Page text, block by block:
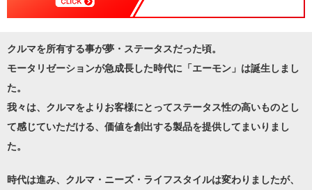
クルマを所有する事が夢・ステータスだった頃。
モータリゼーションが急成長した時代に「エーモン」は誕生しまし
た。
我々は、クルマをよりお客様にとってステータス性の高いものとし
て感じていただける、価値を創出する製品を提供してまいりまし
た。
時代は進み、クルマ・ニーズ・ライフスタイルは変わりましたが、